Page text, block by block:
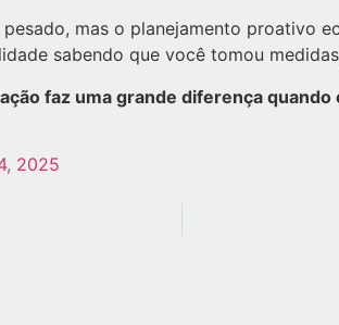
mas o planejamento proativo
sabendo que você tomou
faz uma grande diferença quando
2025